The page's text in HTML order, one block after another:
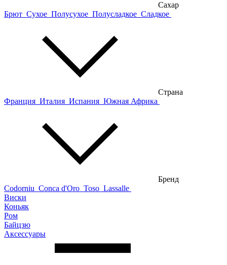
Сахар
Брют Сухое Полусухое Полусладкое Сладкое
Страна
Франция Италия Испания Южная Африка
Бренд
Codorniu Conca d'Oro Toso Lassalle
Виски
Коньяк
Ром
Байцзю
Аксессуары